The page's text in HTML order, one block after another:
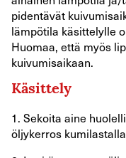
pidentävät
lämpötila käsittelylle
Huomaa, että myös
kuivumisaikaan.
Käsittely
1. Sekoita aine
öljykerros